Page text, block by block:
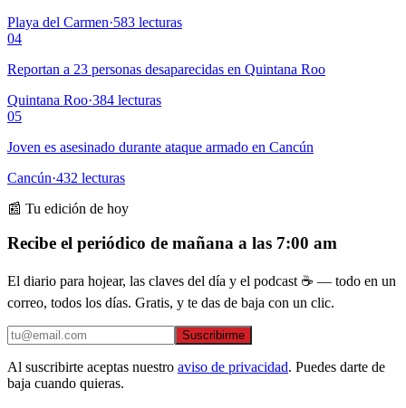
Playa del Carmen·583 lecturas
04
Reportan a 23 personas desaparecidas en Quintana Roo
Quintana Roo·384 lecturas
05
Joven es asesinado durante ataque armado en Cancún
Cancún·432 lecturas
📰 Tu edición de hoy
Recibe el periódico de mañana a las 7:00 am
El diario para hojear, las claves del día y el podcast ☕ — todo en un
correo, todos los días. Gratis, y te das de baja con un clic.
Suscribirme
Al suscribirte aceptas nuestro aviso de privacidad. Puedes darte de
baja cuando quieras.